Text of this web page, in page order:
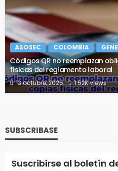
ASOSEC COLOMBIA
Códigos QR no reemplazan
físicas del reglamento laboral
13 octubre, 2025 1.52K views
SUBSCRIBASE
Suscribirse al boletín